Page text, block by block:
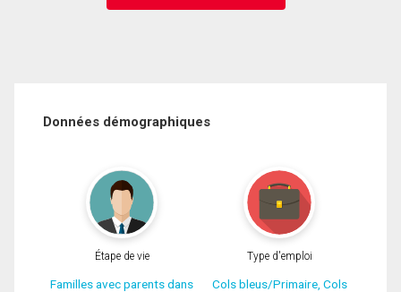
Données démographiques
Étape de vie
Familles avec parents dans
Type d'emploi
Cols bleus/Primaire, Cols